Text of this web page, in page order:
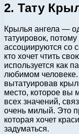
2. Тату
Крылья ангела —
татуировок,
ассоциируются со
кто хочет чтить
используется как
любимом
вытатуировав
место, которое вы
всех значений,
очень милый. Это
которая хочет
задуматься.